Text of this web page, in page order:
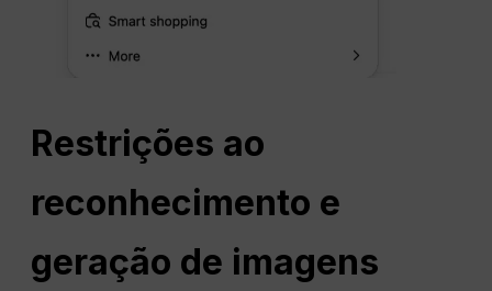
Restrições ao
reconhecimento e
geração de imagens